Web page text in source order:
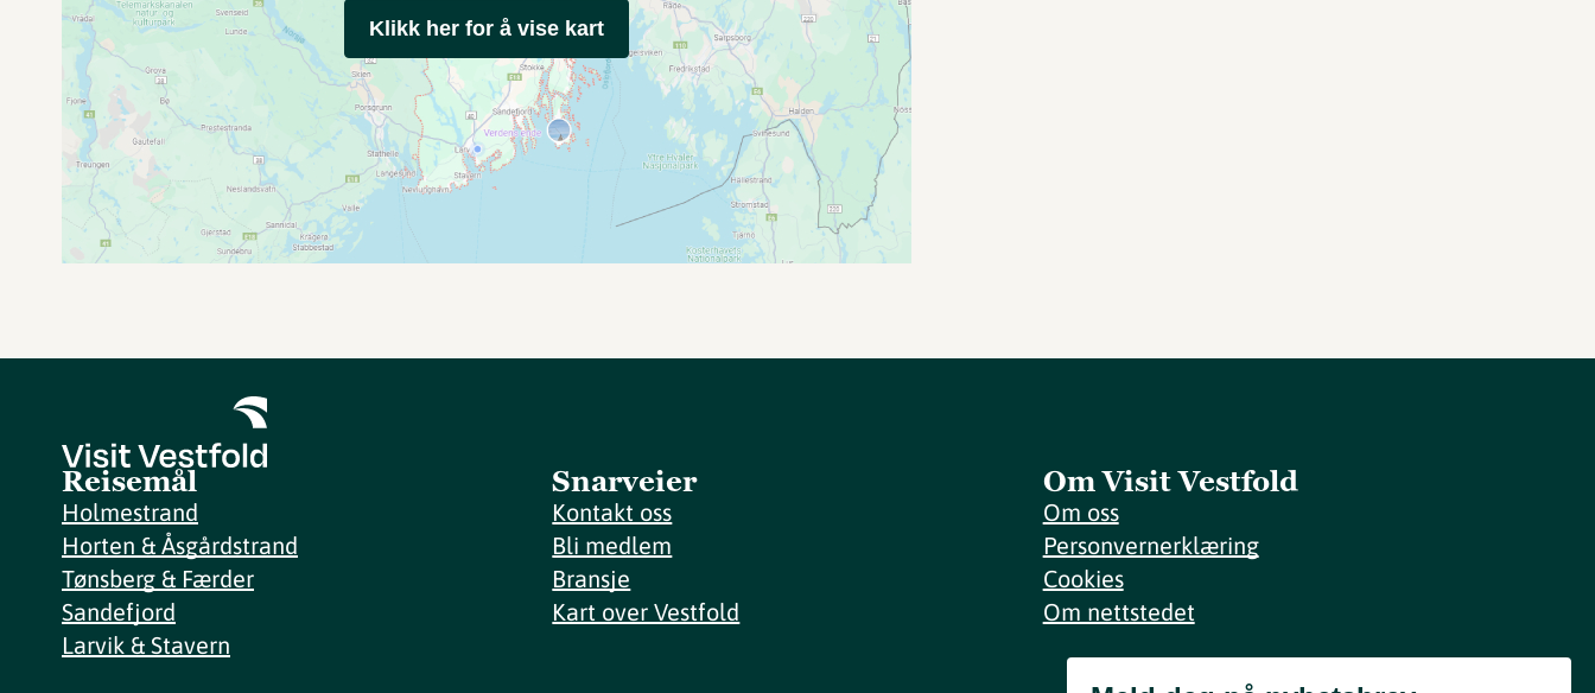
Klikk her for å vise kart
Reisemål
Holmestrand
Horten & Åsgårdstrand
Tønsberg & Færder
Sandefjord
Larvik & Stavern
Snarveier
Kontakt oss
Bli medlem
Bransje
Kart over Vestfold
Om Visit Vestfold
Om oss
Personvernerklæring
Cookies
Om nettstedet
Meld deg på nyhetsbrev